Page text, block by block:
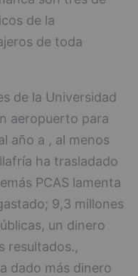
de la
de toda
de la Universidad
aeropuerto para
año a , al menos
ha trasladado
PCAS lamenta
9,3 millones
un dinero
resultados.,
dado más dinero